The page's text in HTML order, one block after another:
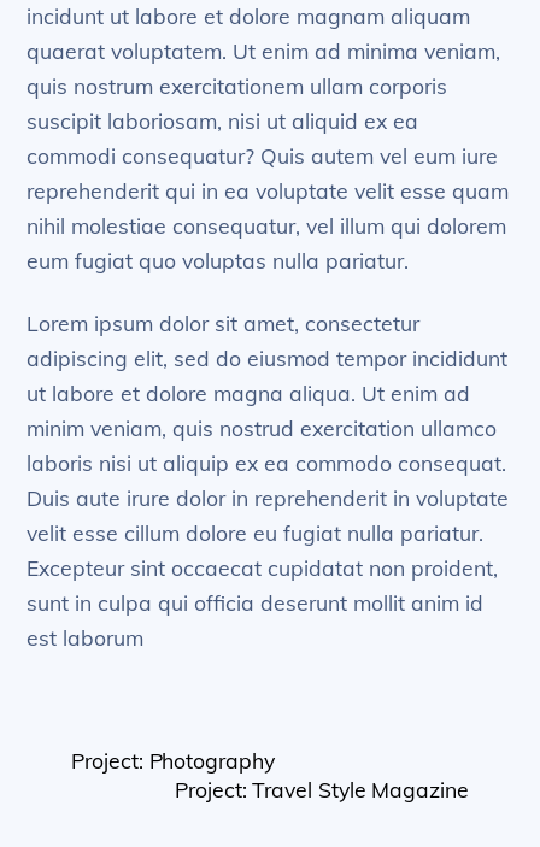
incidunt ut labore et dolore magnam aliquam
quaerat voluptatem. Ut enim ad minima veniam,
quis nostrum exercitationem ullam corporis
suscipit laboriosam, nisi ut aliquid ex ea
commodi consequatur? Quis autem vel eum iure
reprehenderit qui in ea voluptate velit esse quam
nihil molestiae consequatur, vel illum qui dolorem
eum fugiat quo voluptas nulla pariatur.
Lorem ipsum dolor sit amet, consectetur
adipiscing elit, sed do eiusmod tempor incididunt
ut labore et dolore magna aliqua. Ut enim ad
minim veniam, quis nostrud exercitation ullamco
laboris nisi ut aliquip ex ea commodo consequat.
Duis aute irure dolor in reprehenderit in voluptate
velit esse cillum dolore eu fugiat nulla pariatur.
Excepteur sint occaecat cupidatat non proident,
sunt in culpa qui officia deserunt mollit anim id
est laborum
Project: Photography
Project: Travel Style Magazine